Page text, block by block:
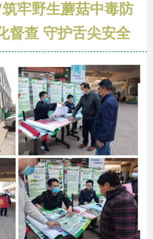
牢野生蘑菇中毒防
督查 守护舌尖安全